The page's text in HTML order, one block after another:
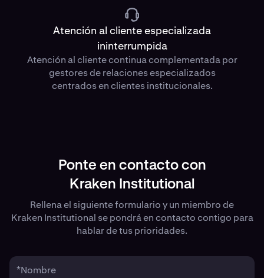
Atención al cliente especializada
ininterrumpida
Atención al cliente continua complementada por
gestores de relaciones especializados
centrados en clientes institucionales.
Ponte en contacto con
Kraken Institutional
Rellena el siguiente formulario y un miembro de
Kraken Institutional se pondrá en contacto contigo para
hablar de tus prioridades.
*Nombre